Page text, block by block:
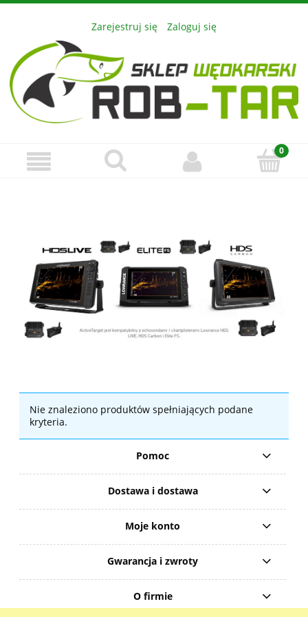
Zarejestruj się Zaloguj się
Nie znaleziono produktów spełniających podane
kryteria.
Pomoc
Dostawa i dostawa
Moje konto
Gwarancja i zwroty
O firmie